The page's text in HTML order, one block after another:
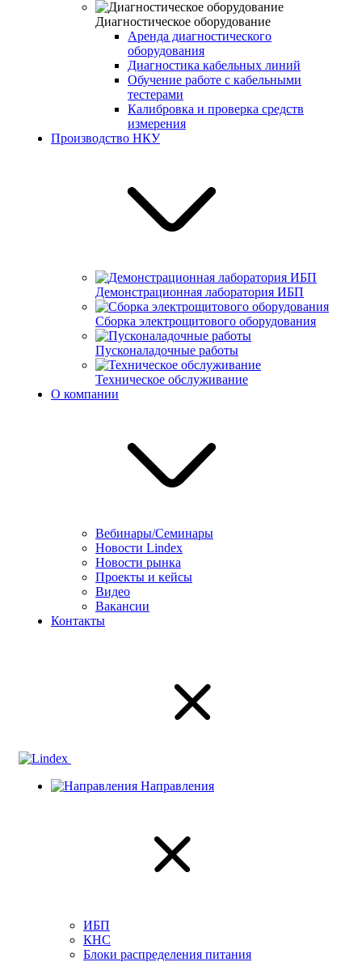
Диагностическое оборудование
Аренда диагностического
оборудования
Диагностика кабельных линий
Обучение работе с кабельными
тестерами
Калибровка и проверка средств
измерения
Производство НКУ
Демонстрационная лаборатория ИБП
Сборка электрощитового оборудования
Пусконаладочные работы
Техническое обслуживание
О компании
Вебинары/Семинары
Новости Lindex
Новости рынка
Проекты и кейсы
Видео
Вакансии
Контакты
Направления
ИБП
КНС
Блоки распределения питания